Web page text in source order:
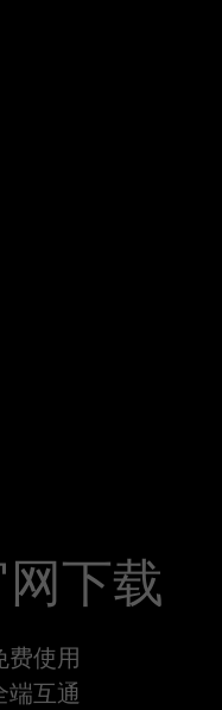
下载
费使用
互通